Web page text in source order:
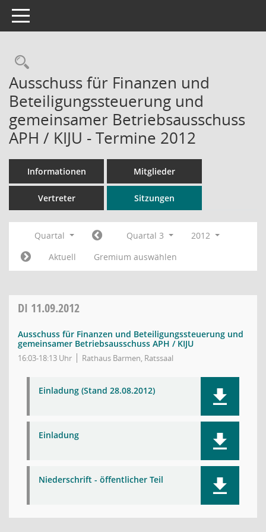
Toggle navigation
Rechercheauswahl
Ausschuss für Finanzen und
Beteiligungssteuerung und
gemeinsamer Betriebsausschuss
APH / KIJU - Termine 2012
Informationen Mitglieder
Vertreter Sitzungen
Quartal Quartal 3
2012
Aktuell
Gremium auswählen
DI 11.09.2012
Ausschuss für Finanzen und Beteiligungssteuerung und
gemeinsamer Betriebsausschuss APH / KIJU
16:03-18:13 Uhr Rathaus Barmen, Ratssaal
Einladung (Stand 28.08.2012)
Einladung
Niederschrift - öffentlicher Teil